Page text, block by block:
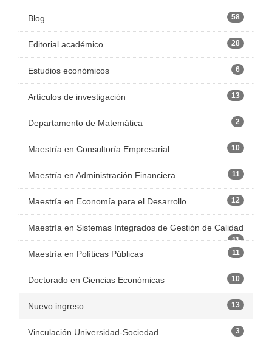
Blog 58
Editorial académico 28
Estudios económicos 6
Artículos de investigación 13
Departamento de Matemática 2
Maestría en Consultoría Empresarial 10
Maestría en Administración Financiera 11
Maestría en Economía para el Desarrollo 12
Maestría en Sistemas Integrados de Gestión de Calidad
11
Maestría en Políticas Públicas 11
Doctorado en Ciencias Económicas 10
Nuevo ingreso 13
Vinculación Universidad-Sociedad 3